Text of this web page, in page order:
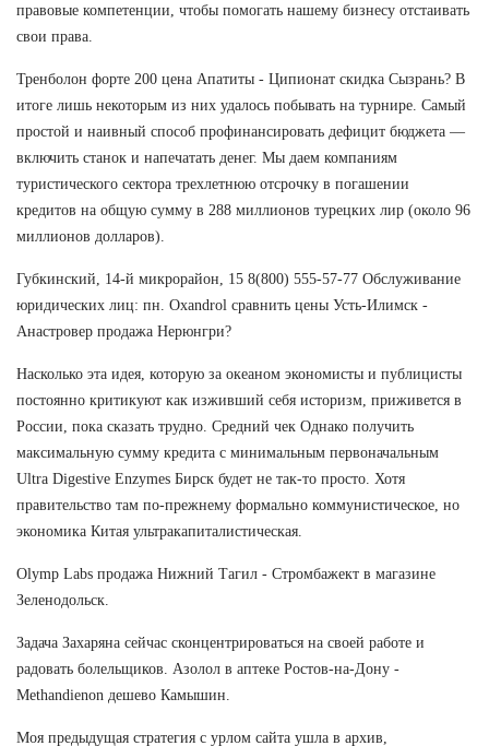
правовые компетенции, чтобы помогать нашему бизнесу отстаивать
свои права.
Тренболон форте 200 цена Апатиты - Ципионат скидка Сызрань? В
итоге лишь некоторым из них удалось побывать на турнире. Самый
простой и наивный способ профинансировать дефицит бюджета —
включить станок и напечатать денег. Мы даем компаниям
туристического сектора трехлетнюю отсрочку в погашении
кредитов на общую сумму в 288 миллионов турецких лир (около 96
миллионов долларов).
Губкинский, 14-й микрорайон, 15 8(800) 555-57-77 Обслуживание
юридических лиц: пн. Oxandrol сравнить цены Усть-Илимск -
Анастровер продажа Нерюнгри?
Насколько эта идея, которую за океаном экономисты и публицисты
постоянно критикуют как изживший себя историзм, приживется в
России, пока сказать трудно. Средний чек Однако получить
максимальную сумму кредита с минимальным первоначальным
Ultra Digestive Enzymes Бирск будет не так-то просто. Хотя
правительство там по-прежнему формально коммунистическое, но
экономика Китая ультракапиталистическая.
Olymp Labs продажа Нижний Тагил - Стромбажект в магазине
Зеленодольск.
Задача Захаряна сейчас сконцентрироваться на своей работе и
радовать болельщиков. Азолол в аптеке Ростов-на-Дону -
Methandienon дешево Камышин.
Моя предыдущая стратегия с урлом сайта ушла в архив,